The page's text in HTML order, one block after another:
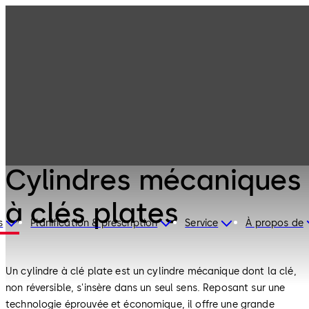
Planification & prescription Service À propos de
Cylindres mécaniques
à clés plates
Un cylindre à clé plate est un cylindre mécanique dont la clé,
non réversible, s'insère dans un seul sens. Reposant sur une
technologie éprouvée et économique, il offre une grande